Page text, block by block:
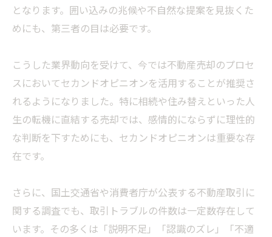
となります。囲い込みの兆候や不自然な提案を見抜くた
めにも、第三者の目は必要です。
こうした業界動向を受けて、今では不動産売却のプロセ
スにおいてセカンドオピニオンを活用することが推奨さ
れるようになりました。特に相続や住み替えといった人
生の転機に直結する売却では、感情的にならずに理性的
な判断を下すためにも、セカンドオピニオンは重要な存
在です。
さらに、国土交通省や消費者庁が公表する不動産取引に
関する調査でも、取引トラブルの件数は一定数存在して
います。その多くは「説明不足」「認識のズレ」「不適